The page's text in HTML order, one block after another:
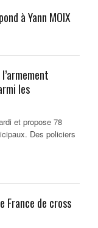
à Yann MOIX
les
et propose 78
Des policiers
France de cross